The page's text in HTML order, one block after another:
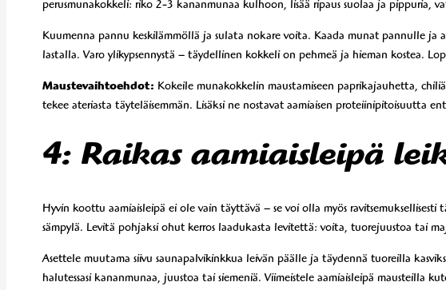
perusmunakokkeli: riko 2-3 kananmunaa kulhoon, lisää ripaus suolaa ja pippuria,
Kuumenna pannu keskilämmöllä ja sulata nokare voita. Kaada munat pannulle
lastalla. Varo ylikypsennystä – täydellinen kokkeli on pehmeä ja hieman kostea.
Maustevaihtoehdot: Kokeile munakokkelin maustamiseen paprikajauhetta,
tekee ateriasta täyteläisemmän. Lisäksi ne nostavat aamiaisen proteiinipitoisuutta
4: Raikas aamiaisleipä
Hyvin koottu aamiaisleipä ei ole vain täyttävä – se voi olla myös
sämpylä. Levitä pohjaksi ohut kerros laadukasta levitettä: voita, tuorejuustoa tai
Asettele muutama siivu saunapalvikinkkua leivän päälle ja täydennä tuoreilla
halutessasi kananmunaa, juustoa tai siemeniä. Viimeistele aamiaisleipä mausteilla